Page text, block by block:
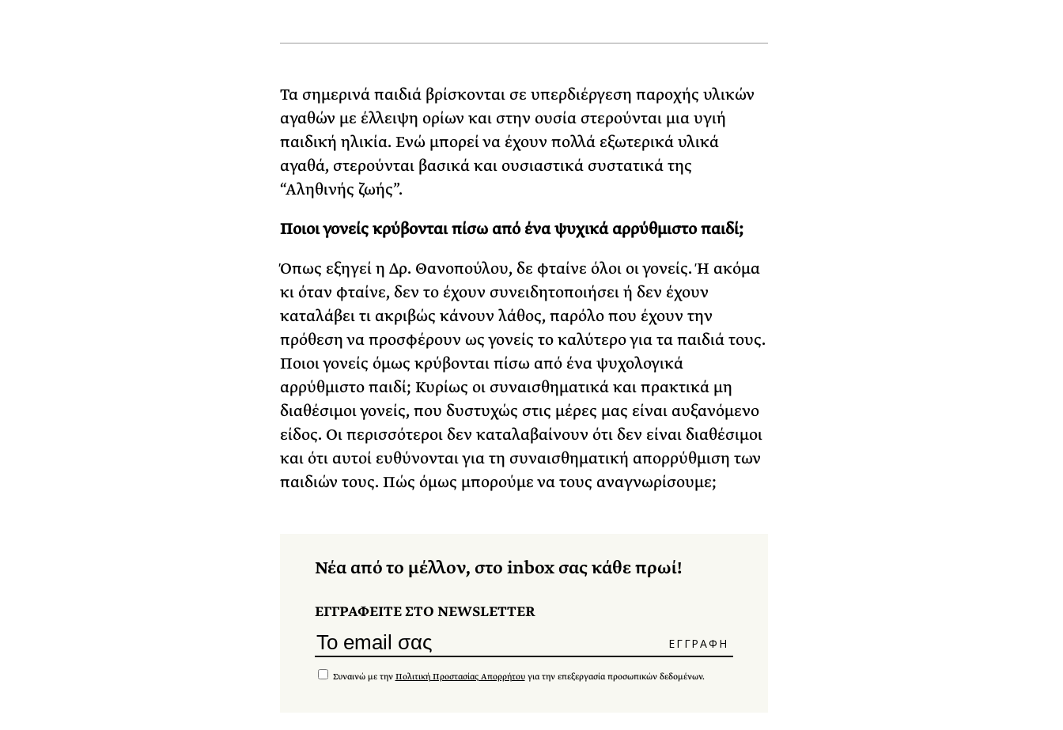
Τα σημερινά παιδιά βρίσκονται σε υπερδιέργεση παροχής υλικών
αγαθών με έλλειψη ορίων και στην ουσία στερούνται μια υγιή
παιδική ηλικία. Ενώ μπορεί να έχουν πολλά εξωτερικά υλικά
αγαθά, στερούνται βασικά και ουσιαστικά συστατικά της
“Αληθινής ζωής”.
Ποιοι γονείς κρύβονται πίσω από ένα ψυχικά αρρύθμιστο παιδί;
Όπως εξηγεί η Δρ. Θανοπούλου, δε φταίνε όλοι οι γονείς. Ή ακόμα
κι όταν φταίνε, δεν το έχουν συνειδητοποιήσει ή δεν έχουν
καταλάβει τι ακριβώς κάνουν λάθος, παρόλο που έχουν την
πρόθεση να προσφέρουν ως γονείς το καλύτερο για τα παιδιά τους.
Ποιοι γονείς όμως κρύβονται πίσω από ένα ψυχολογικά
αρρύθμιστο παιδί; Κυρίως οι συναισθηματικά και πρακτικά μη
διαθέσιμοι γονείς, που δυστυχώς στις μέρες μας είναι αυξανόμενο
είδος. Οι περισσότεροι δεν καταλαβαίνουν ότι δεν είναι διαθέσιμοι
και ότι αυτοί ευθύνονται για τη συναισθηματική απορρύθμιση των
παιδιών τους. Πώς όμως μπορούμε να τους αναγνωρίσουμε;
Νέα από το μέλλον, στο inbox σας κάθε πρωί!
ΕΓΓΡΑΦΕΙΤΕ ΣΤΟ NEWSLETTER
Συναινώ με την Πολιτική Προστασίας Απορρήτουγια την επεξεργασία προσωπικών δεδομένων.